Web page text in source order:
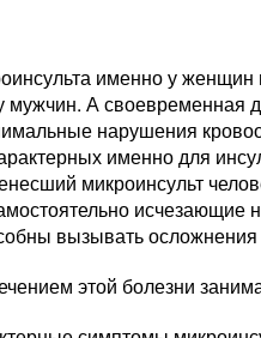
именно у
мужчин. А своевременная
нарушения
именно для
микроинсульт
исчезающие
вызывать
этой болезни